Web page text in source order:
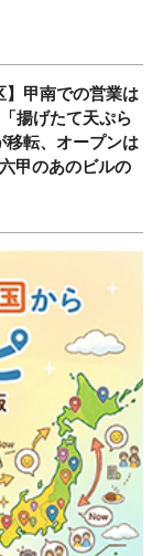
】甲南での営業は
揚げたて天ぷら
移転、オープンは
甲のあのビルの